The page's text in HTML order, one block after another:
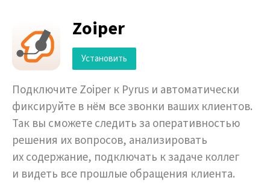
Zoiper
Установить
Подключите Zoiper к Pyrus и автоматически
фиксируйте в нём все звонки ваших клиентов.
Так вы сможете следить за оперативностью
решения их вопросов, анализировать
их содержание, подключать к задаче коллег
и видеть все прошлые обращения клиента.